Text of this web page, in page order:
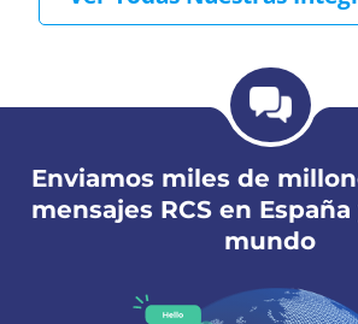
Enviamos miles de
mensajes RCS en
mundo